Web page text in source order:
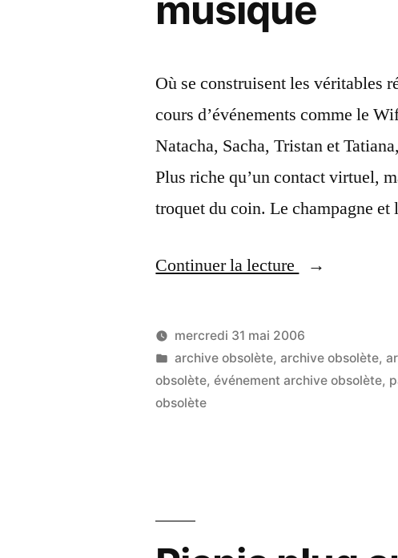
Où se construisent les véritables
cours d’événements comme le
Natacha, Sacha, Tristan et
Plus riche qu’un contact virtuel,
troquet du coin. Le champagne
Continuer la lecture
« De
ondes
sous
un
Publié
par
LucL
mercredi 31 mai 2006
Publié
dans
archive obsolète,archive obsolète,
obsolète,événement archive obsolète,
obsolète